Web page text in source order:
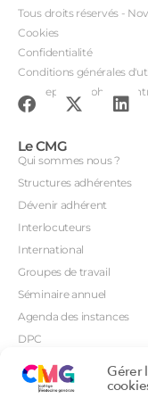
Gérer
Tous droits réservés -
Cookies
Confidentialité
Conditions générales
Conception : John
Le CMG
Qui sommes nous ?
Structures adhérentes
Dévenir adhérent
Interlocuteurs
International
Groupes de travail
Séminaire annuel
Agenda des instances
DPC
Orientations prioritaires